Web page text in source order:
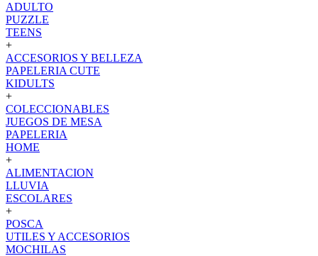
ADULTO
PUZZLE
TEENS
+
ACCESORIOS Y BELLEZA
PAPELERIA CUTE
KIDULTS
+
COLECCIONABLES
JUEGOS DE MESA
PAPELERIA
HOME
+
ALIMENTACION
LLUVIA
ESCOLARES
+
POSCA
UTILES Y ACCESORIOS
MOCHILAS